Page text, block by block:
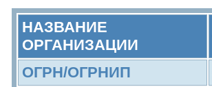
НАЗВАНИЕ
ОРГАНИЗАЦИИ
ОГРН/ОГРНИП